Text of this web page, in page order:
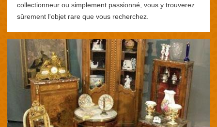
collectionneur ou simplement passionné, vous y trouverez
sûrement l'objet rare que vous recherchez.